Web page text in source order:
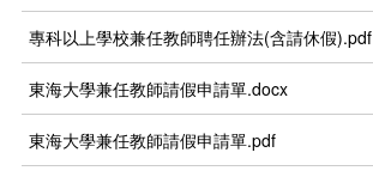
專科以上學校兼任教師聘任辦法(含請休假).pdf
東海大學兼任教師請假申請單.docx
東海大學兼任教師請假申請單.pdf